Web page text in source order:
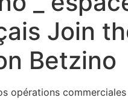
Join
Betzino
opérations